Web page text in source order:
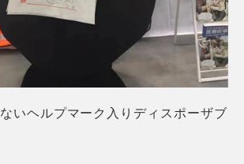
いヘルプマーク入りディスポーザブ